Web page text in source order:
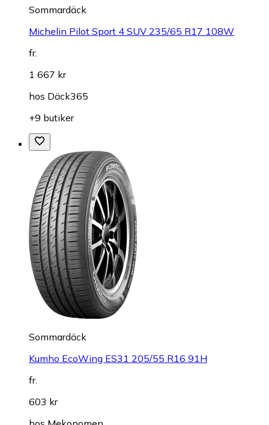
Sommardäck
Michelin Pilot Sport 4 SUV 235/65 R17 108W
fr.
1 667 kr
hos Däck365
+9 butiker
Sommardäck
Kumho EcoWing ES31 205/55 R16 91H
fr.
603 kr